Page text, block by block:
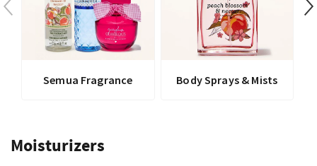
Semua Fragrance Body Sprays & Mists
Moisturizers